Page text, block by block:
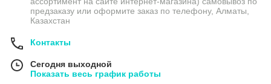
предзаказу или оформите заказ по телефону, Алматы,
Казахстан
Контакты
Сегодня выходной
Показать весь график работы